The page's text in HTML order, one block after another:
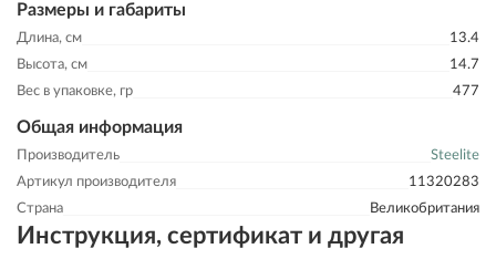
Размеры и габариты
Длина, см
13.4
Высота, см
14.7
Вес в упаковке, гр
477
Общая информация
Производитель
Steelite
Артикул производителя
11320283
Страна
Великобритания
Инструкция, сертификат и другая